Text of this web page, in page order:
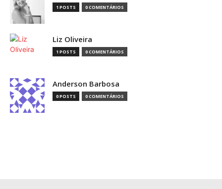
1 POSTS 0 COMENTÁRIOS
Liz Oliveira
1 POSTS 0 COMENTÁRIOS
Anderson Barbosa
0 POSTS 0 COMENTÁRIOS